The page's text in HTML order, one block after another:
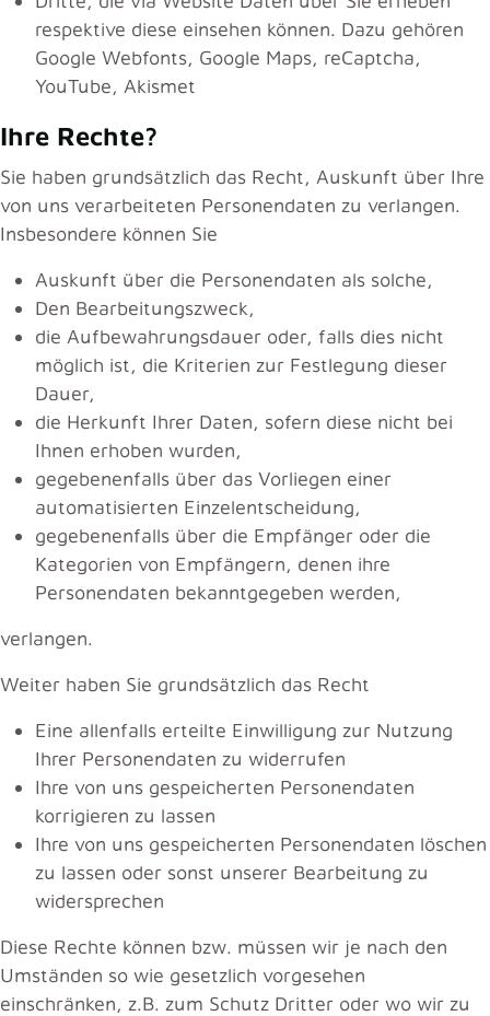
respektive diese einsehen können. Dazu gehören
Google Webfonts, Google Maps, reCaptcha,
YouTube, Akismet
Ihre Rechte?
Sie haben grundsätzlich das Recht, Auskunft über Ihre
von uns verarbeiteten Personendaten zu verlangen.
Insbesondere können Sie
Auskunft über die Personendaten als solche,
Den Bearbeitungszweck,
die Aufbewahrungsdauer oder, falls dies nicht
möglich ist, die Kriterien zur Festlegung dieser
Dauer,
die Herkunft Ihrer Daten, sofern diese nicht bei
Ihnen erhoben wurden,
gegebenenfalls über das Vorliegen einer
automatisierten Einzelentscheidung,
gegebenenfalls über die Empfänger oder die
Kategorien von Empfängern, denen ihre
Personendaten bekanntgegeben werden,
verlangen.
Weiter haben Sie grundsätzlich das Recht
Eine allenfalls erteilte Einwilligung zur Nutzung
Ihrer Personendaten zu widerrufen
Ihre von uns gespeicherten Personendaten
korrigieren zu lassen
Ihre von uns gespeicherten Personendaten löschen
zu lassen oder sonst unserer Bearbeitung zu
widersprechen
Diese Rechte können bzw. müssen wir je nach den
Umständen so wie gesetzlich vorgesehen
einschränken, z.B. zum Schutz Dritter oder wo wir zu